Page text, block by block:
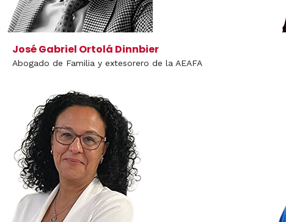
José Gabriel Ortolá Dinnbier
Abogado de Familia y extesorero de la AEAFA